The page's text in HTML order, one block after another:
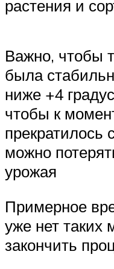
растения и
Важно, чтобы
была
ниже +4
чтобы к
прекратилось
можно
урожая
Примерное
уже нет таких
закончить